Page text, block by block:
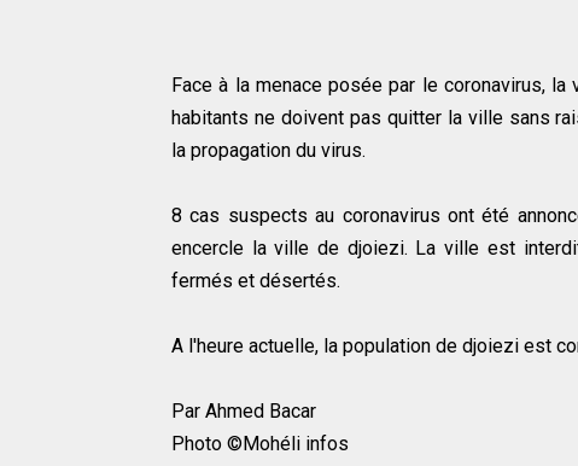
Face à la menace posée par le coronavirus,
habitants ne doivent pas quitter la ville sans
la propagation du virus.
8 cas suspects au coronavirus ont été
encercle la ville de djoiezi. La ville est
fermés et désertés.
A l'heure actuelle, la population de djoiezi est
Par Ahmed Bacar
Photo ©Mohéli infos